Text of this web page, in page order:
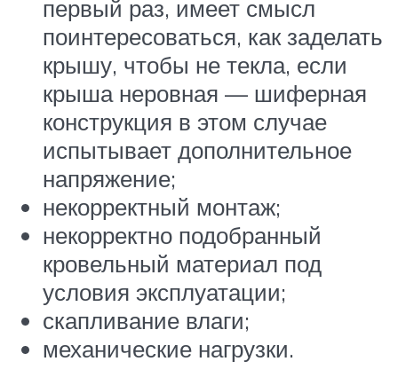
первый раз, имеет смысл
поинтересоваться, как заделать
крышу, чтобы не текла, если
крыша неровная — шиферная
конструкция в этом случае
испытывает дополнительное
напряжение;
некорректный монтаж;
некорректно подобранный
кровельный материал под
условия эксплуатации;
скапливание влаги;
механические нагрузки.